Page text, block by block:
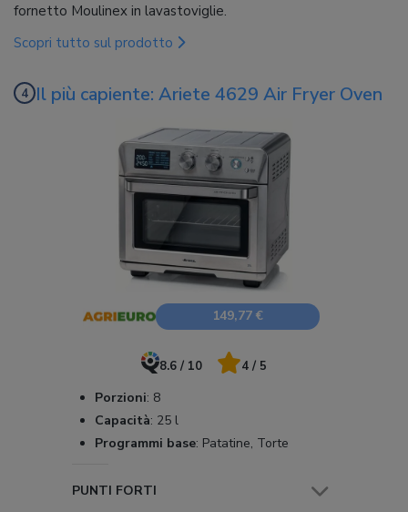
fornetto Moulinex in lavastoviglie.
Scopri tutto sul prodotto
Il più capiente: Ariete 4629 Air Fryer Oven
149,77 €
8.6 / 10 4 / 5
Porzioni: 8
Capacità: 25 l
Programmi base: Patatine, Torte
PUNTI FORTI